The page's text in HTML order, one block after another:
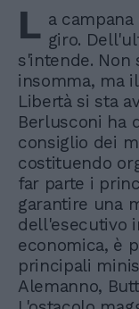
L a
giro.
s'intende. Non
insomma, ma
Libertà si sta
Berlusconi ha
consiglio dei
costituendo
far parte i
garantire una
dell'esecutivo
economica, è
principali
Alemanno,